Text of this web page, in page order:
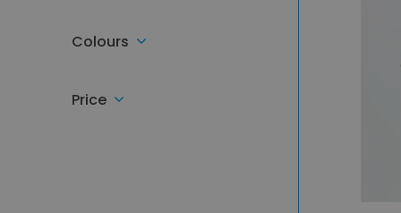
Colours
Price